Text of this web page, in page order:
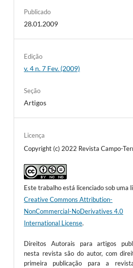
Publicado
28.01.2009
Edição
v. 4 n. 7 Fev. (2009)
Seção
Artigos
Licença
Copyright (c) 2022 Revista Campo-
Este trabalho está licenciado sob uma
Creative Commons Attribution-
NonCommercial-NoDerivatives 4.0
International License.
Direitos Autorais para artigos
nesta revista são do autor, com
primeira publicação para a